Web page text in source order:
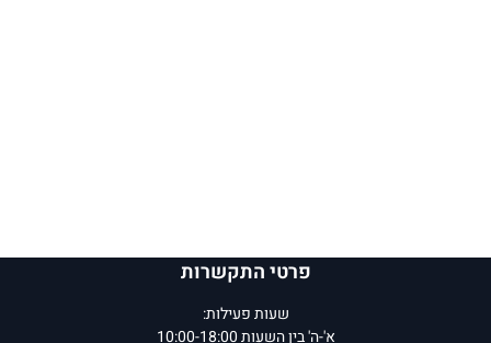
פרטי התקשרות
שעות פעילות:
א'-ה' בין השעות 10:00-18:00